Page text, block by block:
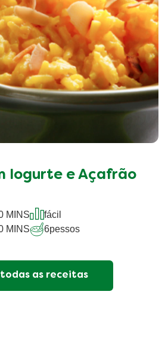
Iogurte e Açafrão
MINS
fácil
MINS
6pessos
todas as receitas